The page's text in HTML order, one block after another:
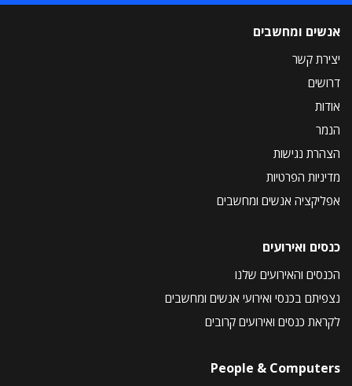
אנשים ומחשבים
יצירת קשר
דרושים
אודות
הנמר
הצהרת נגישות
מדיניות הפרטיות
אפליקציה אנשים ומחשבים
כנסים ואירועים
הכנסים והאירועים שלנו
נצפיתם בכנסי ואירועי אנשים ומחשבים
לקראת כנסים ואירועים קרובים
People & Computers